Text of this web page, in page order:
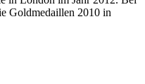
Goldmedaillen 2010 in